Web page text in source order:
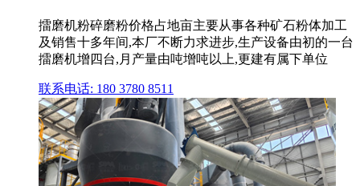
擂磨机粉碎磨粉价格占地亩主要从事各种矿石粉体加工
及销售十多年间,本厂不断力求进步,生产设备由初的一台
擂磨机增四台,月产量由吨增吨以上,更建有属下单位
联系电话: 180 3780 8511